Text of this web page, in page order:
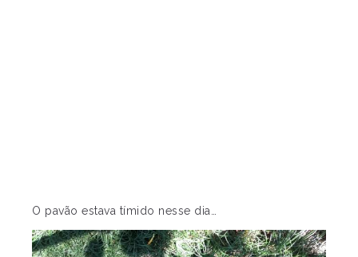
O pavão estava tímido nesse dia…